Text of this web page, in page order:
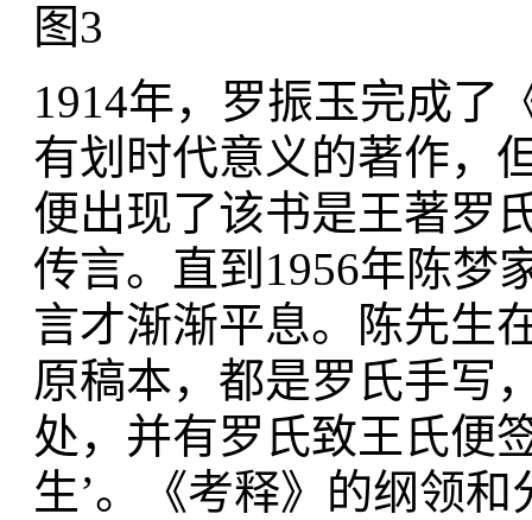
图3
1914年，罗振玉完成了
有划时代意义的著作，
便出现了该书是王著罗
传言。直到1956年陈梦
言才渐渐平息。陈先生
原稿本，都是罗氏手写
处，并有罗氏致王氏便
生’。《考释》的纲领